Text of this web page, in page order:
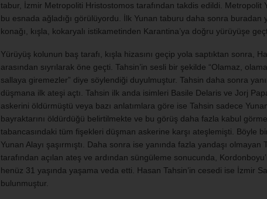
tabur, İzmir Metropoliti Hristostomos tarafından takdis edildi. Metropolit
bu esnada ağladığı görülüyordu. İlk Yunan taburu daha sonra buradan
konağı, kışla, kokaryalı istikametinden Karantina’ya doğru yürüyüşe
Yürüyüş kolunun baş tarafı, kışla hizasını geçip yola saptıktan sonra,
arasından sıyrılarak öne geçti. Tahsin’in sesli bir şekilde “Olamaz,
sallaya giremezler” diye söylendiği duyulmuştur. Tahsin daha sonra
düşmana ilk ateşi açtı. Tahsin ilk anda isimleri Basile Delaris ve Jorj
askerini öldürmüştü veya bazı anlatımlara göre ise Tahsin sadece Yunan
bayraktarını öldürdüğü belirtilmekte ve bu görüş daha fazla kabul
tabancasındaki tüm fişekleri düşman askerine karşı ateşlemişti. Böyle
Yunan Alayı şaşırmıştı. Daha sonra ise yanında fazla yandaşı olmayan
tarafından açılan ateş ve ardından süngüleme sonucunda,
henüz 31 yaşında yaşama veda etti. Hasan Tahsin’in cesedi ise İzmir
bulunmuştur.